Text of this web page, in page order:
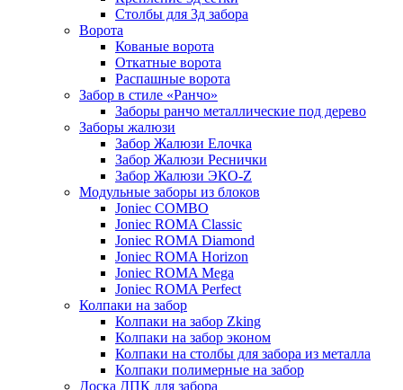
Столбы для 3д забора
Ворота
Кованые ворота
Откатные ворота
Распашные ворота
Забор в стиле «Ранчо»
Заборы ранчо металлические под дерево
Заборы жалюзи
Забор Жалюзи Елочка
Забор Жалюзи Реснички
Забор Жалюзи ЭКО-Z
Модульные заборы из блоков
Joniec COMBO
Joniec ROMA Classic
Joniec ROMA Diamond
Joniec ROMA Horizon
Joniec ROMA Mega
Joniec ROMA Perfect
Колпаки на забор
Колпаки на забор Zking
Колпаки на забор эконом
Колпаки на столбы для забора из металла
Колпаки полимерные на забор
Доска ДПК для забора